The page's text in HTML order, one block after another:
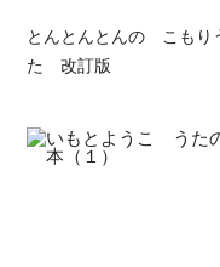
とんとんとんの こもり
た 改訂版